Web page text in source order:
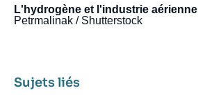
L'hydrogène et l'industrie aérienne
Petrmalinak / Shutterstock
Sujets liés